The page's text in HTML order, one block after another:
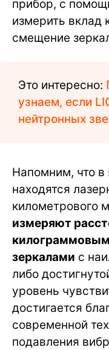
прибор, с
измерить вклад
смещение
Это интересно:
узнаем, если
нейтронных
Напомним, что в
находятся
километрового
измеряют
зеркалами с
либо
уровень
достигается
современной
подавления